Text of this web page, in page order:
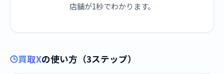
店舗が1秒でわかります。
買取Xの使い方（3ステップ）